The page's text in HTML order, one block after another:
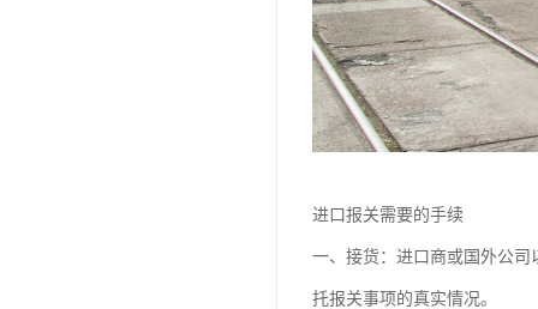
进口报关需要的手续
一、接货：进口商或国外公
托报关事项的真实情况。